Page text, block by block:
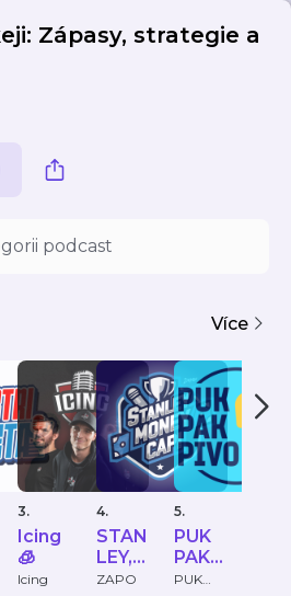
Zápasy, strategie a
Více
3.
Icing
🧊
Icing
4.
STAN
LEY,
MON
ZAPO
5.
PUK
PAK
PIVO
PUK